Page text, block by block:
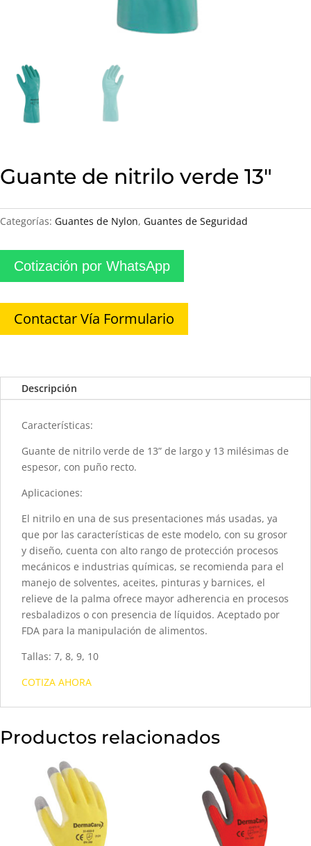
Guante de nitrilo verde 13″
Categorías: Guantes de Nylon, Guantes de Seguridad
Cotización por WhatsApp
Contactar Vía Formulario
Descripción
Características:
Guante de nitrilo verde de 13” de largo y 13 milésimas de
espesor, con puño recto.
Aplicaciones:
El nitrilo en una de sus presentaciones más usadas, ya
que por las características de este modelo, con su grosor
y diseño, cuenta con alto rango de protección procesos
mecánicos e industrias químicas, se recomienda para el
manejo de solventes, aceites, pinturas y barnices, el
relieve de la palma ofrece mayor adherencia en procesos
resbaladizos o con presencia de líquidos. Aceptado por
FDA para la manipulación de alimentos.
Tallas: 7, 8, 9, 10
COTIZA AHORA
Productos relacionados